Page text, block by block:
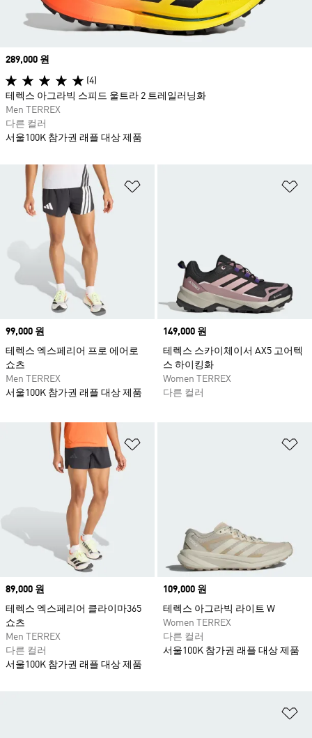
Price
99,000 원
테렉스 엑스페리어 프로 에어로
쇼츠
Men TERREX
서울100K 참가권 래플 대상 제품
Price
149,000 원
테렉스 스카이체이서 AX5 고어텍
스 하이킹화
Women TERREX
다른 컬러
Price
89,000 원
테렉스 엑스페리어 클라이마365
쇼츠
Men TERREX
다른 컬러
서울100K 참가권 래플 대상 제품
Price
109,000 원
테렉스 아그라빅 라이트 W
Women TERREX
다른 컬러
서울100K 참가권 래플 대상 제품
Price
289,000 원
(4)
테렉스 아그라빅 스피드 울트라 2 트레일러닝화
Men TERREX
다른 컬러
서울100K 참가권 래플 대상 제품